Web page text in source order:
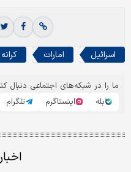
اسرائیل امارات
ما را در شبکه‌های اجتماعی دنبال
بله
اینستاگرم تلگرام